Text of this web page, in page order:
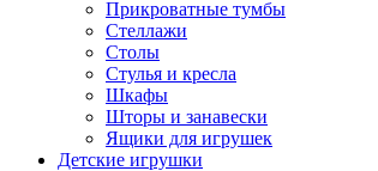
Прикроватные тумбы
Стеллажи
Столы
Стулья и кресла
Шкафы
Шторы и занавески
Ящики для игрушек
Детские игрушки